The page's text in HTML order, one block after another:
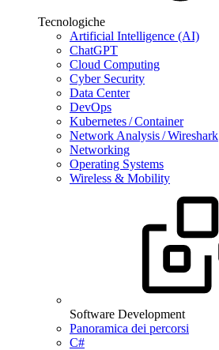
Tecnologiche
Artificial Intelligence (AI)
ChatGPT
Cloud Computing
Cyber Security
Data Center
DevOps
Kubernetes / Container
Network Analysis / Wireshark
Networking
Operating Systems
Wireless & Mobility
Software Development
Panoramica dei percorsi
C#